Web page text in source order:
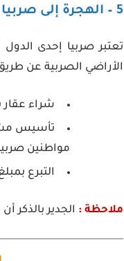
5 – الهجرة إلى صربيا عن طريق الاستثمار
تعتبر صربيا إحدى
الأراضي الصربية عن
شراء عقار
مواطنين
التبرع بمبلغ 250000 يورو غير مسترد للحكومة
ملاحظة : الجدير بالذكر